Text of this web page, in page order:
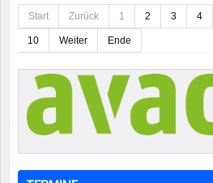
Start Zurück 1 2 3 4
10 Weiter Ende